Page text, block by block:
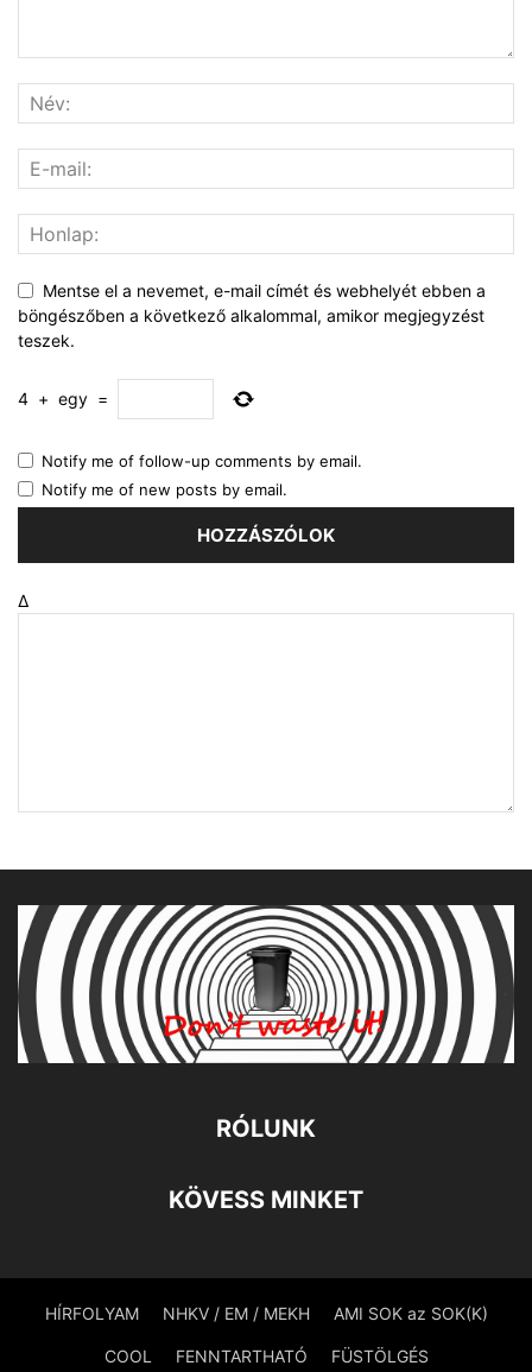
Mentse el a nevemet, e-mail címét és webhelyét ebben a
böngészőben a következő alkalommal, amikor megjegyzést
teszek.
4 + egy =
Notify me of follow-up comments by email.
Notify me of new posts by email.
Δ
RÓLUNK
KÖVESS MINKET
HÍRFOLYAM NHKV / EM / MEKH AMI SOK az SOK(K)
COOL FENNTARTHATÓ FÜSTÖLGÉS